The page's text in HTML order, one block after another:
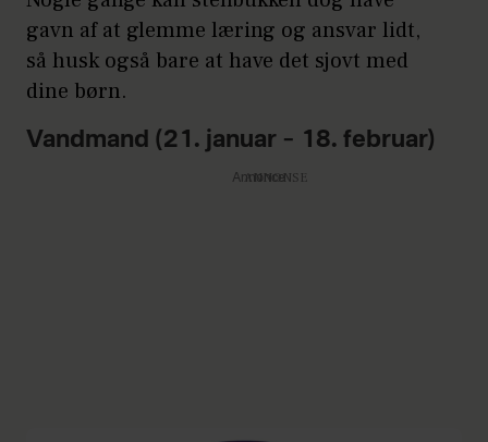
gavn af at glemme læring og ansvar lidt,
så husk også bare at have det sjovt med
dine børn.
Vandmand (21. januar – 18. februar)
Annonce